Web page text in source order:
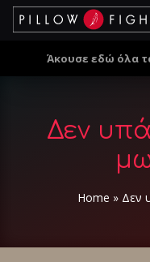
Άκουσε εδώ όλα
Δεν
Home » Δεν